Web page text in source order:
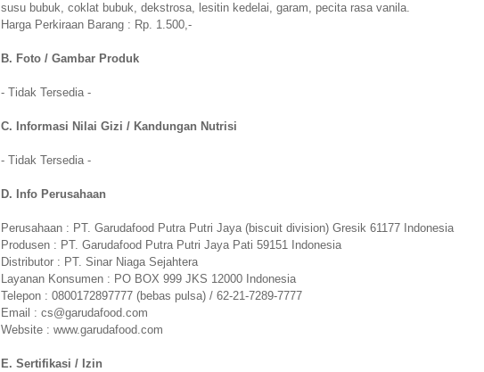
susu bubuk, coklat bubuk, dekstrosa, lesitin kedelai, garam, pecita rasa vanila.
Harga Perkiraan Barang : Rp. 1.500,-
B. Foto / Gambar Produk
- Tidak Tersedia -
C. Informasi Nilai Gizi / Kandungan Nutrisi
- Tidak Tersedia -
D. Info Perusahaan
Perusahaan : PT. Garudafood Putra Putri Jaya (biscuit division) Gresik 61177 Indonesia
Produsen : PT. Garudafood Putra Putri Jaya Pati 59151 Indonesia
Distributor : PT. Sinar Niaga Sejahtera
Layanan Konsumen : PO BOX 999 JKS 12000 Indonesia
Telepon : 0800172897777 (bebas pulsa) / 62-21-7289-7777
Email : cs@garudafood.com
Website : www.garudafood.com
E. Sertifikasi / Izin